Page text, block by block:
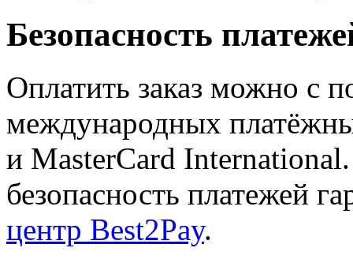
Безопасность
Оплатить заказ можно с
международных
и MasterCard
безопасность платежей
центр Best2Pay.